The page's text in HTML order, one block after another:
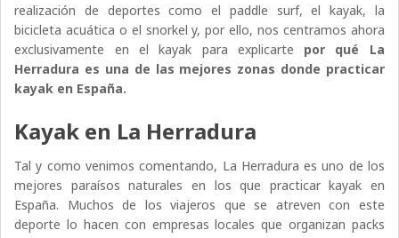
realización de deportes como el paddle surf, el kayak, la
bicicleta acuática o el snorkel y, por ello, nos centramos ahora
exclusivamente en el kayak para explicarte por qué La
Herradura es una de las mejores zonas donde practicar
kayak en España.
Kayak en La Herradura
Tal y como venimos comentando, La Herradura es uno de los
mejores paraísos naturales en los que practicar kayak en
España. Muchos de los viajeros que se atreven con este
deporte lo hacen con empresas locales que organizan packs